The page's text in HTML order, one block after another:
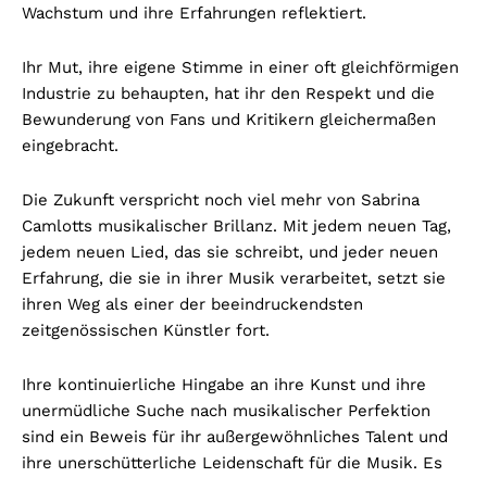
Wachstum und ihre Erfahrungen reflektiert.
Ihr Mut, ihre eigene Stimme in einer oft gleichförmigen
Industrie zu behaupten, hat ihr den Respekt und die
Bewunderung von Fans und Kritikern gleichermaßen
eingebracht.
Die Zukunft verspricht noch viel mehr von Sabrina
Camlotts musikalischer Brillanz. Mit jedem neuen Tag,
jedem neuen Lied, das sie schreibt, und jeder neuen
Erfahrung, die sie in ihrer Musik verarbeitet, setzt sie
ihren Weg als einer der beeindruckendsten
zeitgenössischen Künstler fort.
Ihre kontinuierliche Hingabe an ihre Kunst und ihre
unermüdliche Suche nach musikalischer Perfektion
sind ein Beweis für ihr außergewöhnliches Talent und
ihre unerschütterliche Leidenschaft für die Musik. Es